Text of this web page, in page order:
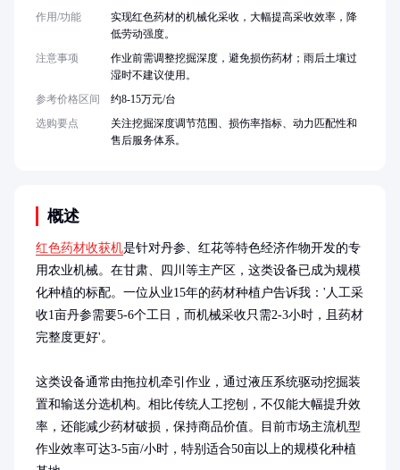
概述
红色药材收获机是针对丹参、红花等特色经济作物开发的专
用农业机械。在甘肃、四川等主产区，这类设备已成为规模
化种植的标配。一位从业15年的药材种植户告诉我：'人工采
收1亩丹参需要5-6个工日，而机械采收只需2-3小时，且药材
完整度更好'。
这类设备通常由拖拉机牵引作业，通过液压系统驱动挖掘装
置和输送分选机构。相比传统人工挖刨，不仅能大幅提升效
率，还能减少药材破损，保持商品价值。目前市场主流机型
作业效率可达3-5亩/小时，特别适合50亩以上的规模化种植
作用/功能
实现红色药材的机械化采收，大幅提高采收效率，降
低劳动强度。
注意事项
作业前需调整挖掘深度，避免损伤药材；雨后土壤过
湿时不建议使用。
参考价格区间
约8-15万元/台
选购要点
关注挖掘深度调节范围、损伤率指标、动力匹配性和
售后服务体系。